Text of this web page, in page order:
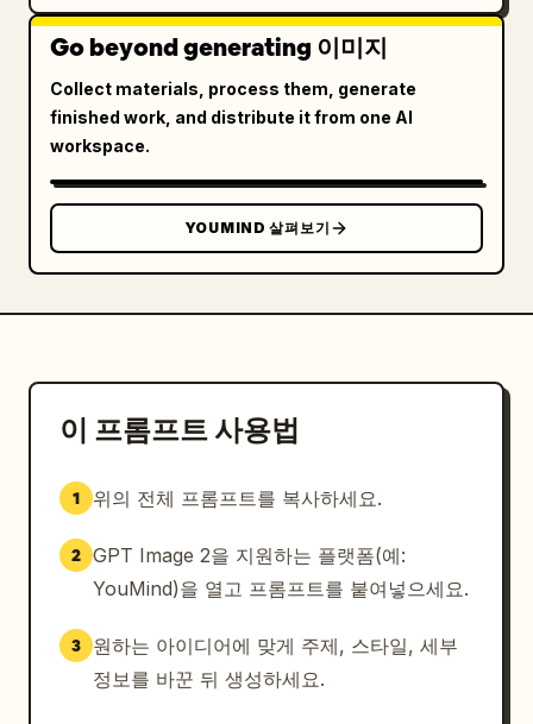
– الجنس / Sexe / 성별: F
– 카드 표면 전체에 걸친 복잡한 기요셰(guilloche)
보안 라인 패턴
– 미세하게 인쇄된 위조 방지 텍스처
– 무지개 빛 반사가 있는 홀로그램 포일 패치
– 투명 레이어드 보안 오버레이
– 원형 “DZA” 홀로그램 보안 씰
– 보안 요소에 통합된 초승달과 별 홀로그램 모티프
– 배경에 혼합된 이슬람 스타일의 장식용 기하학적 각
인 패턴
– 하단 가장자리의 기계 판독 가능 신원 스트립
– 알제리 국기에서 영감을 받은 부드러운 녹색, 흰색,
은색 및 빨간색 그라데이션
폴리카보네이트 라미네이트 카드 질감
– 지폐 스타일의 각인 일러스트 작업이 포함된 현대적
Go beyond generating 이미지
Collect materials, process them, generate
finished work, and distribute it from one AI
workspace.
YOUMIND 살펴보기
이 프롬프트 사용법
1 위의 전체 프롬프트를 복사하세요.
2 GPT Image 2을 지원하는 플랫폼(예:
YouMind)을 열고 프롬프트를 붙여넣으세요.
3
원하는 아이디어에 맞게 주제, 스타일, 세부
정보를 바꾼 뒤 생성하세요.